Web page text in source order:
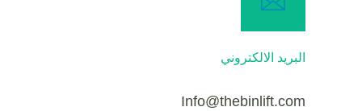
البريد الالكتروني
Info@thebinlift.com